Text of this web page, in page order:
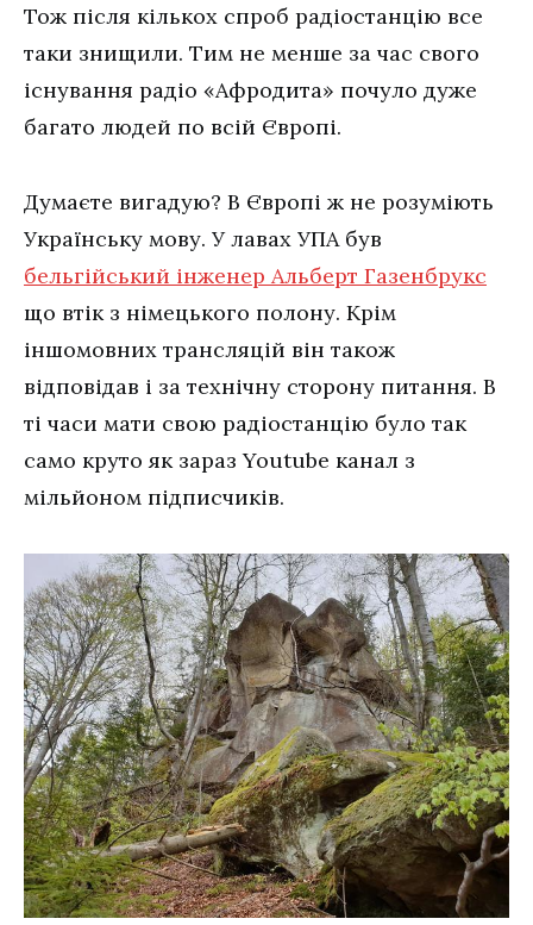
Тож після кількох спроб радіостанцію все
таки знищили. Тим не менше за час свого
існування радіо «Афродита» почуло дуже
багато людей по всій Європі.
Думаєте вигадую? В Європі ж не розуміють
Українську мову. У лавах УПА був
бельгійський інженер Альберт Газенбрукс
що втік з німецького полону. Крім
іншомовних трансляцій він також
відповідав і за технічну сторону питання. В
ті часи мати свою радіостанцію було так
само круто як зараз Youtube канал з
мільйоном підписчиків.